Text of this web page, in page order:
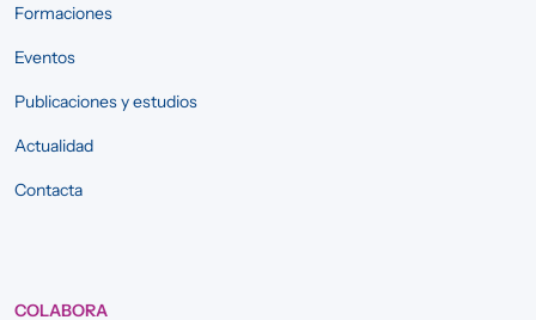
Formaciones
Eventos
Publicaciones y estudios
Actualidad
Contacta
COLABORA